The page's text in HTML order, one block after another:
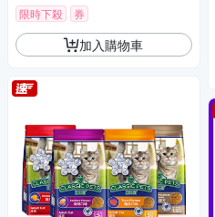
限時下殺 券
加入購物車